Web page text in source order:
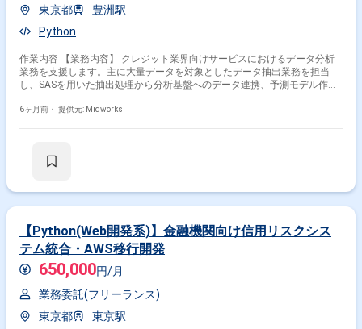
東京都
豊洲駅
Python
作業内容 【業務内容】 クレジット業界向けサービスにおけるデータ分析
業務を支援します。主に大量データを対象としたデータ抽出業務を担当
し、SASを用いた抽出処理から分析基盤へのデータ連携、予測モデル作成
や業務効率化を推進し、既存分析ツールの代替となるソリューションの比
対応 ・分析ツール代替案の比較検討
6ヶ月前・ 提供元: Midworks
【Python(Web開発系)】金融機関向け信用リスクシス
テム統合・AWS移行開発
650,000円/月
業務委託(フリーランス)
東京都
東京駅